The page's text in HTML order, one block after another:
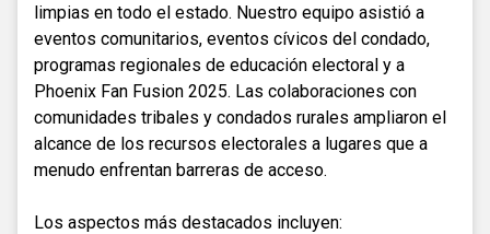
limpias en todo el estado. Nuestro equipo asistió a
eventos comunitarios, eventos cívicos del condado,
programas regionales de educación electoral y a
Phoenix Fan Fusion 2025. Las colaboraciones con
comunidades tribales y condados rurales ampliaron el
alcance de los recursos electorales a lugares que a
menudo enfrentan barreras de acceso.
Los aspectos más destacados incluyen: